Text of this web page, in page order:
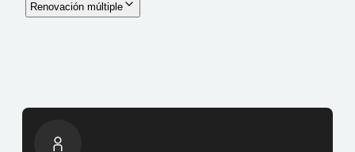
Renovación múltiple